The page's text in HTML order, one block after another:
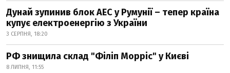
Дунай зупинив блок АЕС у Румунії – тепер країна
купує електроенергію з України
3 СЕРПНЯ, 18:20
РФ знищила склад "Філіп Морріс" у Києві
8 ЛИПНЯ, 11:55